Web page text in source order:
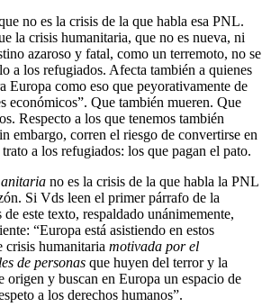
no es la crisis de la que habla esa PNL.
la crisis humanitaria, que no es nueva, ni
azaroso y fatal, como un terremoto, no se
a los refugiados. Afecta también a quienes
Europa como eso que peyorativamente de
económicos”. Que también mueren. Que
Respecto a los que tenemos también
embargo, corren el riesgo de convertirse en
a los refugiados: los que pagan el pato.
no es la crisis de la que habla la PNL
Si Vds leen el primer párrafo de la
este texto, respaldado unánimemente,
“Europa está asistiendo en estos
crisis humanitaria motivada por el
de personas que huyen del terror y la
origen y buscan en Europa un espacio de
a los derechos humanos”.